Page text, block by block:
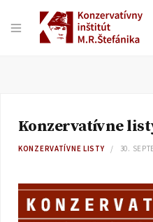
Konzervatívne
KONZERVATÍVNE LISTY 30.